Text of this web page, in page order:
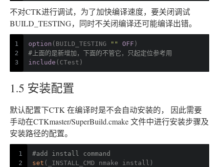
不对CTK进行调试，为了加快编译速度，要关闭调试
BUILD_TESTING，同时不关闭编译还可能编译出错。
1
2
3
option (BUILD_TESTING "" OFF )
#上面的是新增加，下面的不管它，只起定位参考用
include (CTest)
1.5 安装配置
默认配置下CTK 在编译时是不会自动安装的， 因此需要
手动在CTKmaster/SuperBuild.cmake 文件中进行安装步骤及
安装路径的配置。
1
2
#add install command
set (_INSTALL_CMD nmake install)